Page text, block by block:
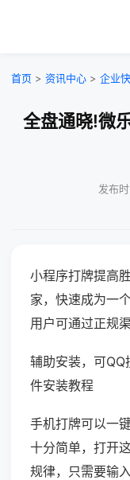
首页 > 资讯中心 > 企业
全盘通晓!微
发布
小程序打牌提高
家，快速成为一
用户可通过正规
辅助安装，可
件安装教程
手机打牌可以一
十分简单，打开
规律，只需要输